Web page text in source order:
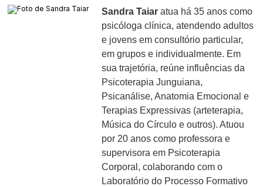
Sandra Taiar atua há 35 anos como
psicóloga clínica, atendendo adultos
e jovens em consultório particular,
em grupos e individualmente. Em
sua trajetória, reúne influências da
Psicoterapia Junguiana,
Psicanálise, Anatomia Emocional e
Terapias Expressivas (arteterapia,
Música do Círculo e outros). Atuou
por 20 anos como professora e
supervisora em Psicoterapia
Corporal, colaborando com o
Laboratório do Processo Formativo